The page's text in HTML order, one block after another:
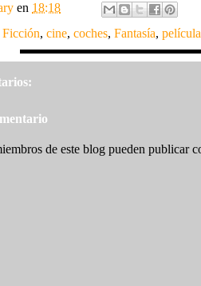
en 18:18
, cine, coches, Fantasía,
de este blog pueden publicar